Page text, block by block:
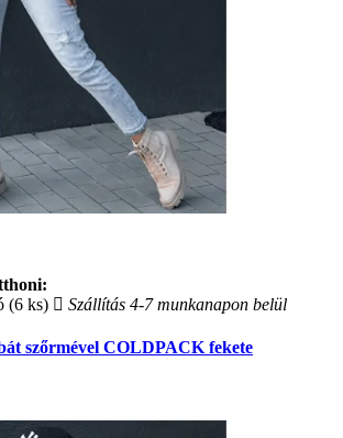
(6 ks)
Szállítás 4-7 munkanapon belül
szőrmével COLDPACK fekete